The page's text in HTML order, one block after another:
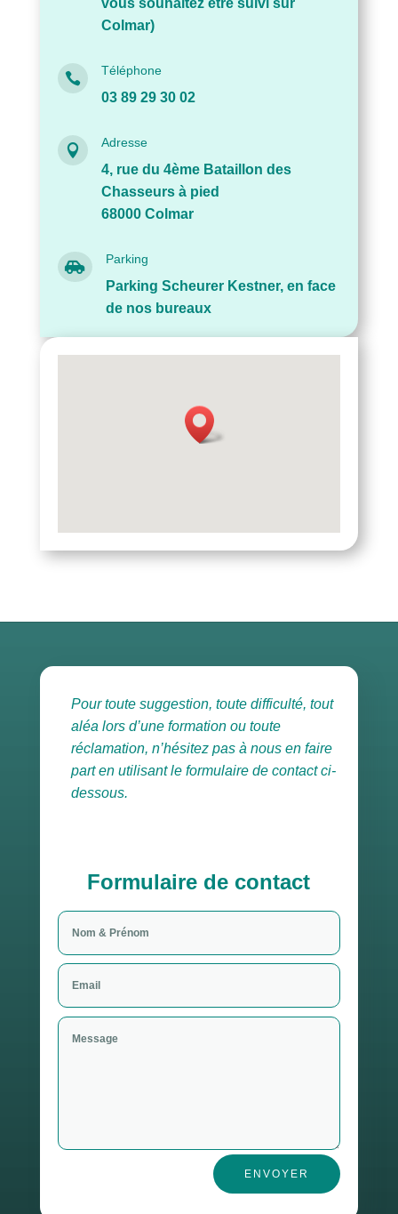
Colmar)
 Téléphone
03 89 29 30 02
 Adresse
4, rue du 4ème Bataillon des
Chasseurs à pied
68000 Colmar
 Parking
Parking Scheurer Kestner, en face
de nos bureaux
Pour toute suggestion, toute difficulté, tout
aléa lors d’une formation ou toute
réclamation, n’hésitez pas à nous en faire
part en utilisant le formulaire de contact ci-
dessous.
Formulaire de contact
ENVOYER